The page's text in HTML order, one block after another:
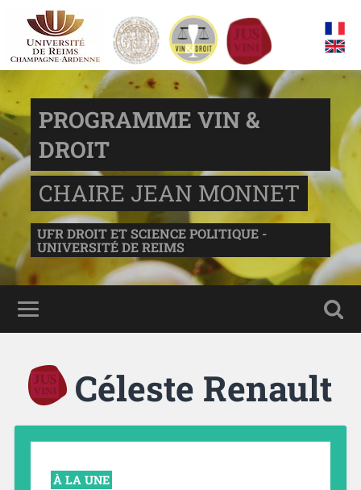
PROGRAMME VIN &
DROIT
CHAIRE JEAN MONNET
UFR DROIT ET SCIENCE POLITIQUE -
UNIVERSITÉ DE REIMS
Céleste Renault
À LA UNE